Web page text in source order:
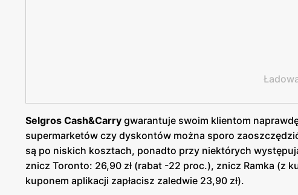
Selgros Cash&Carry gwarantuje swoim klientom
supermarketów czy dyskontów można sporo
są po niskich kosztach, ponadto przy niektórych
znicz Toronto: 26,90 zł (rabat -22 proc.), znicz Ramka (z
kuponem aplikacji zapłacisz zaledwie 23,90 zł).